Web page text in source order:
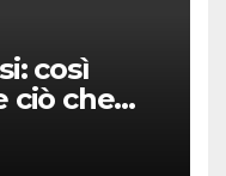
così
ciò che